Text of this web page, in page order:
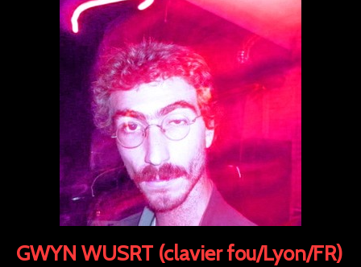
GWYN WUSRT (clavier fou/Lyon/FR)